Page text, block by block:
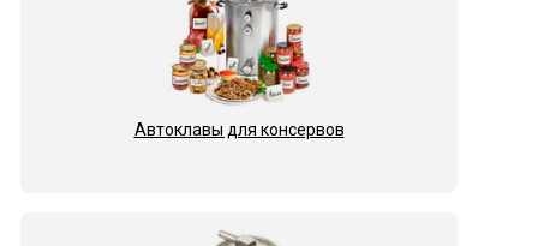
Автоклавы для консервов